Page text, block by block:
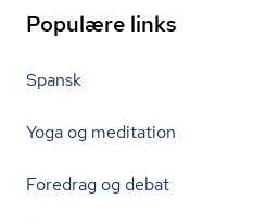
Populære links
Spansk
Yoga og meditation
Foredrag og debat